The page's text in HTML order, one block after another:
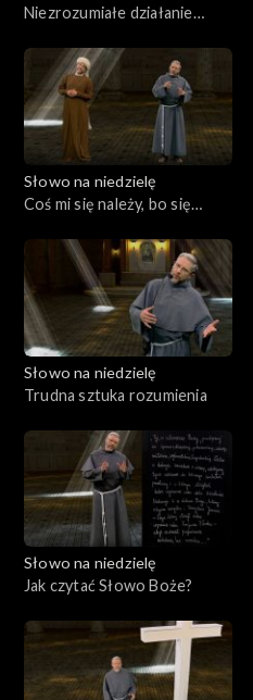
Niezrozumiałe działanie
Słowo na niedzielę
Coś mi się należy, bo się
Słowo na niedzielę
Trudna sztuka rozumienia
Słowo na niedzielę
Jak czytać Słowo Boże?